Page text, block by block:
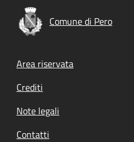
Comune di Pero
Footer menu
Area riservata
Crediti
Note legali
Contatti